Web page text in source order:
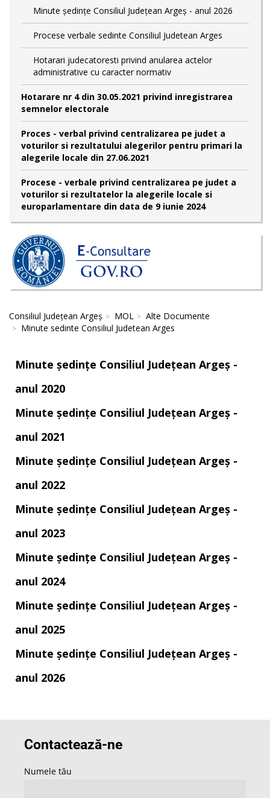
Minute ședințe Consiliul Județean Argeș - anul 2026
Procese verbale sedinte Consiliul Judetean Arges
Hotarari judecatoresti privind anularea actelor
administrative cu caracter normativ
Hotarare nr 4 din 30.05.2021 privind inregistrarea
semnelor electorale
Proces - verbal privind centralizarea pe judet a
voturilor si rezultatului alegerilor pentru primari la
alegerile locale din 27.06.2021
Procese - verbale privind centralizarea pe judet a
voturilor si rezultatelor la alegerile locale si
europarlamentare din data de 9 iunie 2024
Consiliul Județean Argeș MOL
Alte Documente
Minute sedinte Consiliul Judetean Arges
Minute ședințe Consiliul Județean Argeș -
anul 2020
Minute ședințe Consiliul Județean Argeș -
anul 2021
Minute ședințe Consiliul Județean Argeș -
anul 2022
Minute ședințe Consiliul Județean Argeș -
anul 2023
Minute ședințe Consiliul Județean Argeș -
anul 2024
Minute ședințe Consiliul Județean Argeș -
anul 2025
Minute ședințe Consiliul Județean Argeș -
anul 2026